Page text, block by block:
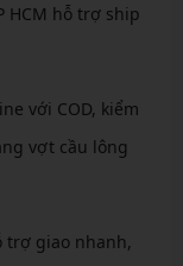
HCM hỗ trợ ship
với COD, kiểm
vợt cầu lông
trợ giao nhanh,